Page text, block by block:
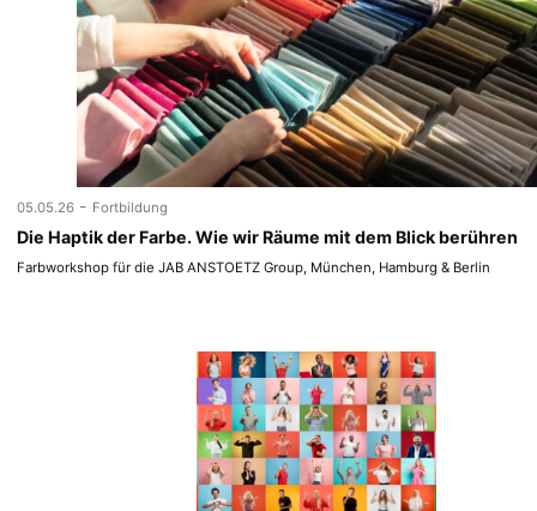
05.05.26 - Fortbildung
Die Haptik der Farbe. Wie wir Räume mit dem Blick berühren
Farbworkshop für die JAB ANSTOETZ Group, München, Hamburg & Berlin